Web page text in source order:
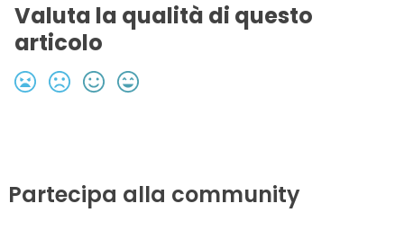
Valuta la qualità di questo
articolo
Partecipa alla community